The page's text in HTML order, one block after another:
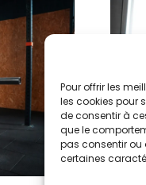
Pour offrir les
les cookies pour
de consentir à
que le
pas consentir ou
certaines